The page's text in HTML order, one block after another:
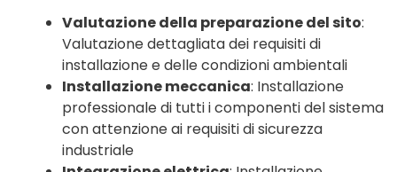
Valutazione della preparazione del sito:
Valutazione dettagliata dei requisiti di
installazione e delle condizioni ambientali
Installazione meccanica: Installazione
professionale di tutti i componenti del sistema
con attenzione ai requisiti di sicurezza
industriale